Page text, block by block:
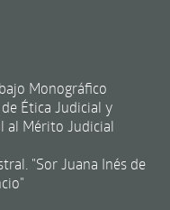
Monográfico
Ética Judicial y
al Mérito Judicial
"Sor Juana Inés de